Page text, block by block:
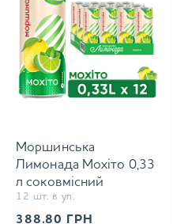
Моршинська
Лимонада Мохіто 0,33
л соковмісний
середньогазований
напій
12 шт. в уп.
388.80 ГРН